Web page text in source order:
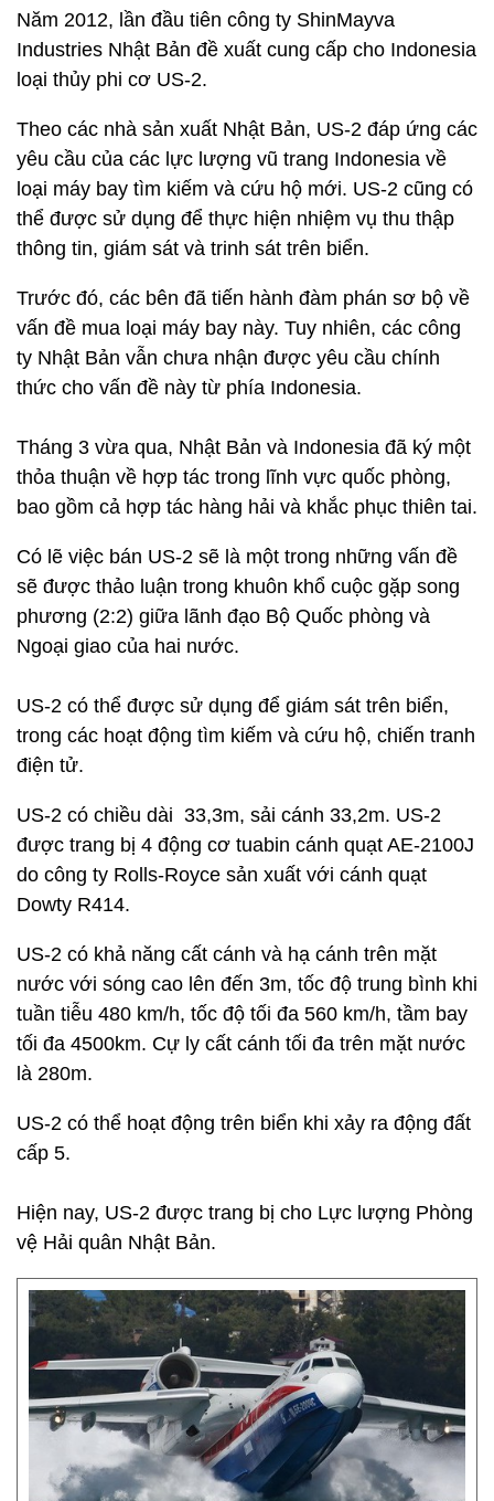
Năm 2012, lần đầu tiên công ty ShinMayva
Industries Nhật Bản đề xuất cung cấp cho Indonesia
loại thủy phi cơ US-2.
Theo các nhà sản xuất Nhật Bản, US-2 đáp ứng các
yêu cầu của các lực lượng vũ trang Indonesia về
loại máy bay tìm kiếm và cứu hộ mới. US-2 cũng có
thể được sử dụng để thực hiện nhiệm vụ thu thập
thông tin, giám sát và trinh sát trên biển.
Trước đó, các bên đã tiến hành đàm phán sơ bộ về
vấn đề mua loại máy bay này. Tuy nhiên, các công
ty Nhật Bản vẫn chưa nhận được yêu cầu chính
thức cho vấn đề này từ phía Indonesia.
Tháng 3 vừa qua, Nhật Bản và Indonesia đã ký một
thỏa thuận về hợp tác trong lĩnh vực quốc phòng,
bao gồm cả hợp tác hàng hải và khắc phục thiên tai.
Có lẽ việc bán US-2 sẽ là một trong những vấn đề
sẽ được thảo luận trong khuôn khổ cuộc gặp song
phương (2:2) giữa lãnh đạo Bộ Quốc phòng và
Ngoại giao của hai nước.
US-2 có thể được sử dụng để giám sát trên biển,
trong các hoạt động tìm kiếm và cứu hộ, chiến tranh
điện tử.
US-2 có chiều dài 33,3m, sải cánh 33,2m. US-2
được trang bị 4 động cơ tuabin cánh quạt AE-2100J
do công ty Rolls-Royce sản xuất với cánh quạt
Dowty R414.
US-2 có khả năng cất cánh và hạ cánh trên mặt
nước với sóng cao lên đến 3m, tốc độ trung bình khi
tuần tiễu 480 km/h, tốc độ tối đa 560 km/h, tầm bay
tối đa 4500km. Cự ly cất cánh tối đa trên mặt nước
là 280m.
US-2 có thể hoạt động trên biển khi xảy ra động đất
cấp 5.
Hiện nay, US-2 được trang bị cho Lực lượng Phòng
vệ Hải quân Nhật Bản.